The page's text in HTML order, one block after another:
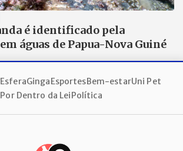
é identificado pela
águas de Papua-Nova Guiné
EsferaGingaEsportesBem-estarUni Pet
Por Dentro da LeiPolítica